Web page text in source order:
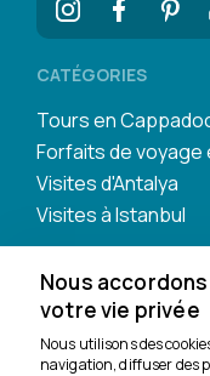
CATÉGORIES
Tours en
Forfaits de voyage
Visites d'Antalya
Visites à Istanbul
Nous
votre vie privée
Nous utilisons des
navigation, diffuser des